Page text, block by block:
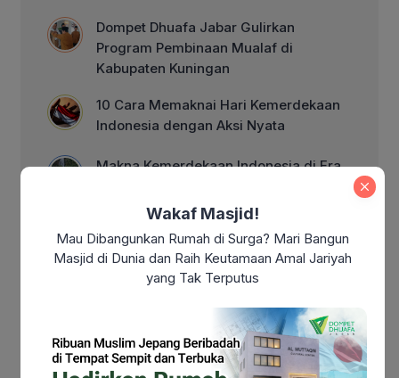
Dompet Dhuafa Jabar Gulirkan
Program Pembinaan Mualaf di
Kabupaten Kuningan
10 Cara Memaknai Hari Kemerdekaan
Indonesia dengan Aksi Nyata
Makna Kemerdekaan Indonesia di Era
Merdeka?
Makna Maulid Nabi Muhammad SAW:
Meneladani Akhlak Rasulullah dalam
Kehidupan Sehari-hari
Wakaf Masjid!
Mau Dibangunkan Rumah di Surga? Mari Bangun
Masjid di Dunia dan Raih Keutamaan Amal Jariyah
yang Tak Terputus